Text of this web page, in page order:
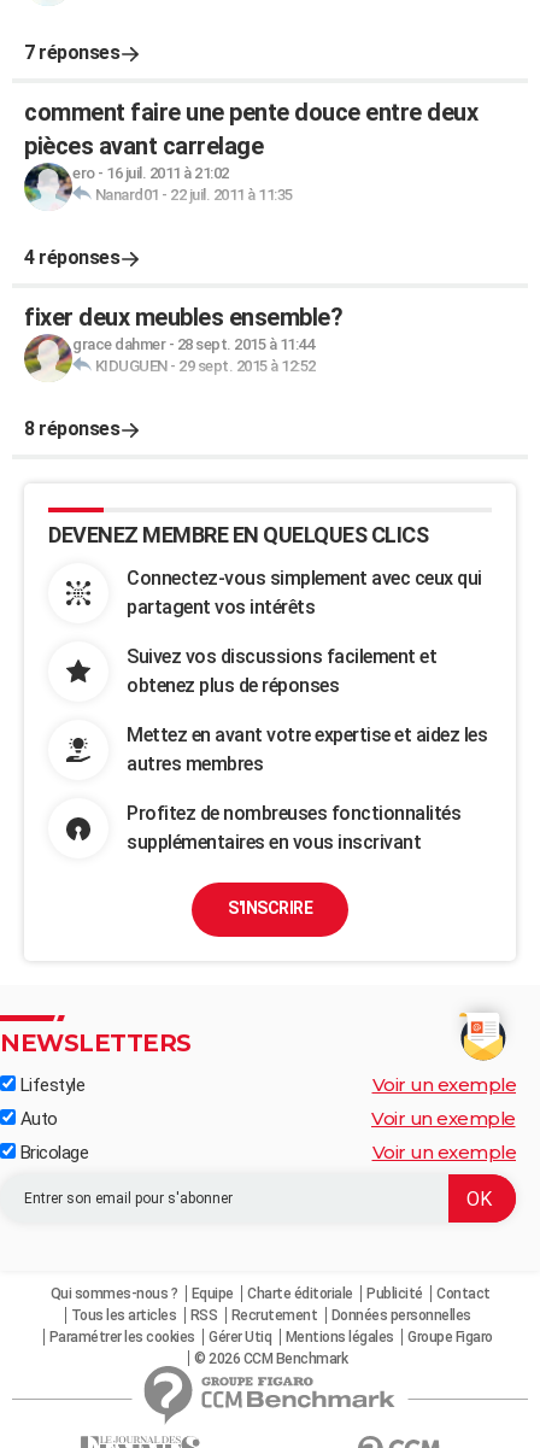
7 réponses
comment faire une pente douce entre deux
pièces avant carrelage
ero- 16 juil. 2011 à 21:02
Nanard01 - 22 juil. 2011 à 11:35
4 réponses
fixer deux meubles ensemble?
grace dahmer- 28 sept. 2015 à 11:44
KIDUGUEN- 29 sept. 2015 à 12:52
8 réponses
DEVENEZ MEMBRE EN QUELQUES CLICS
Connectez-vous simplement avec ceux qui
partagent vos intérêts
Suivez vos discussions facilement et
obtenez plus de réponses
Mettez en avant votre expertise et aidez les
autres membres
Profitez de nombreuses fonctionnalités
supplémentaires en vous inscrivant
S'INSCRIRE
NEWSLETTERS
Lifestyle Voir un exemple
Auto Voir un exemple
Bricolage Voir un exemple
Qui sommes-nous ? Equipe Charte éditoriale Publicité
Contact
Tous les articles
RSS Recrutement
Données personnelles
Paramétrer les cookies
Gérer Utiq Mentions légales
Groupe Figaro
© 2026 CCM Benchmark